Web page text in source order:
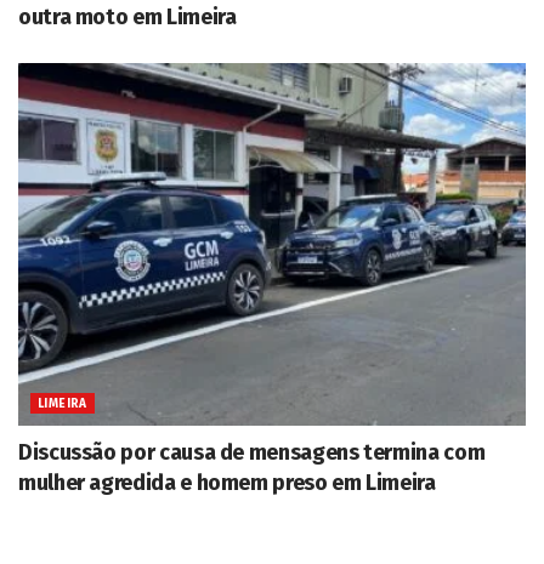
outra moto em Limeira
LIMEIRA
Discussão por causa de mensagens termina com
mulher agredida e homem preso em Limeira